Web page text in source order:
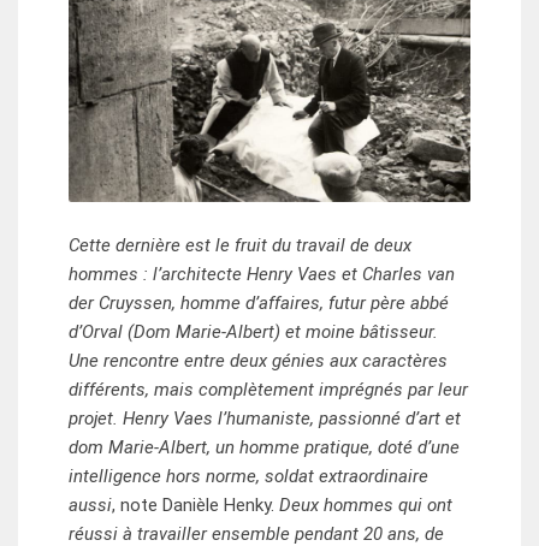
Cette dernière est le fruit du travail de deux
hommes : l’architecte Henry Vaes et Charles van
der Cruyssen, homme d’affaires, futur père abbé
d’Orval (Dom Marie-Albert) et moine bâtisseur.
Une rencontre entre deux génies aux caractères
différents, mais complètement imprégnés par leur
projet. Henry Vaes l’humaniste, passionné d’art et
dom Marie-Albert, un homme pratique, doté d’une
intelligence hors norme, soldat extraordinaire
aussi, note Danièle Henky. Deux hommes qui ont
réussi à travailler ensemble pendant 20 ans, de